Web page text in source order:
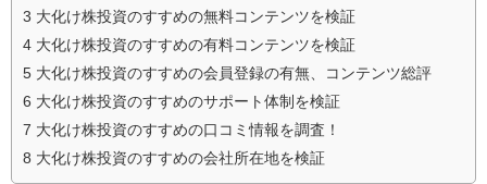
3 大化け株投資のすすめの無料コンテンツを検証
4 大化け株投資のすすめの有料コンテンツを検証
5 大化け株投資のすすめの会員登録の有無、コンテンツ総評
6 大化け株投資のすすめのサポート体制を検証
7 大化け株投資のすすめの口コミ情報を調査！
8 大化け株投資のすすめの会社所在地を検証